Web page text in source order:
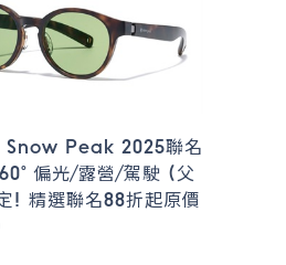
Snow Peak 2025聯名
偏光/露營/駕駛 (父
! 精選聯名88折起原價